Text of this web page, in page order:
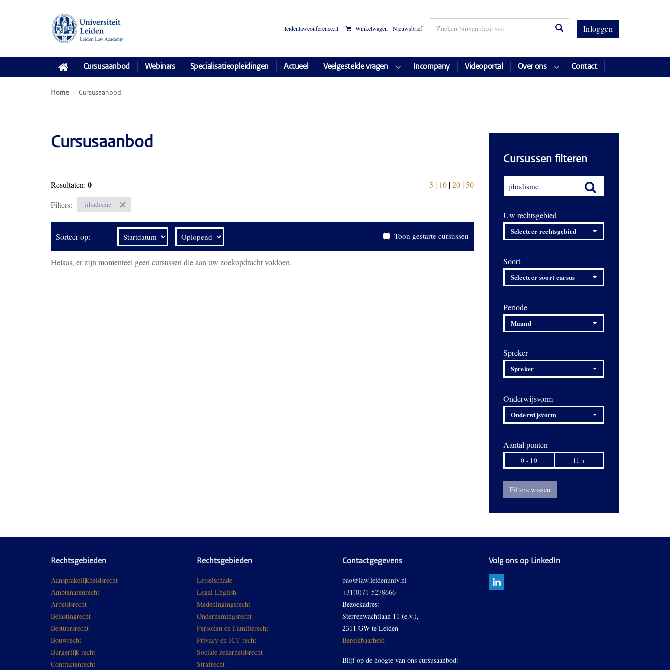
Inloggen
leidenlawconference.nl Winkelwagen Nieuwsbrief
Cursusaanbod Webinars Specialisatieopleidingen Actueel Veelgestelde vragen Incompany Videoportal Over ons Contact
Home Cursusaanbod
Cursusaanbod
Resultaten: 0 5 | 10|20|50
Filters:
"jihadisme"
Sorteer op: Toon gestarte cursussen
Helaas, er zijn momenteel geen cursussen die aan uw zoekopdracht voldoen.
Cursussen filteren
Uw rechtsgebied
Selecteer rechtsgebied
Soort
Selecteer soort cursus
Periode
Maand
Spreker
Spreker
Onderwijsvorm
Onderwijsvorm
Aantal punten
0 - 10 11 +
Filters wissen
Rechtsgebieden
Aansprakelijkheidsrecht
Ambtenarenrecht
Arbeidsrecht
Belastingrecht
Bestuursrecht
Bouwrecht
Burgerlijk recht
Contractenrecht
Rechtsgebieden
Letselschade
Legal English
Mededingingsrecht
Ondernemingsrecht
Personen en Familierecht
Privacy en ICT recht
Sociale zekerheidsrecht
Strafrecht
Contactgegevens
pao@law.leidenuniv.nl
+31(0)71-5278666
Bezoekadres:
Sterrenwachtlaan 11 (e.v.),
2311 GW te Leiden
Bereikbaarheid
Blijf op de hoogte van ons cursusaanbod:
Volg ons op LinkedIn